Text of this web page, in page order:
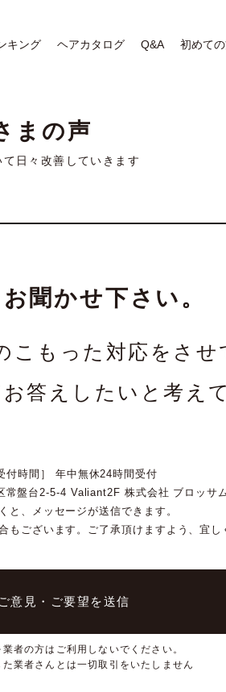
キング ヘアカタログ Q&A 初めて
まの声
日々改善していきます
聞かせ下さい。
もった対応をさせ
答えしたいと考え
時間］ 年中無休24時間受付
常盤台2-5-4 Valiant2F 株式会社 ブロッサ
と、メッセージが送信できます。
もございます。ご了承頂けますよう、宜し
意見・ご要望を送信
者の方はご利用しないでください。
業者さんとは一切取引をいたしません